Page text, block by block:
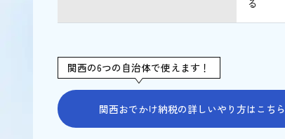
る
関西の6つの自治体で使えます！
関西おでかけ納税の詳しいやり方はこちら